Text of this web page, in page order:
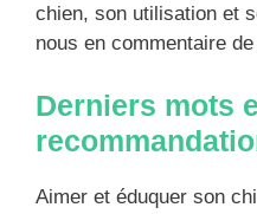
chien, son utilisation et
nous en commentaire
Derniers mots
Aimer et éduquer son